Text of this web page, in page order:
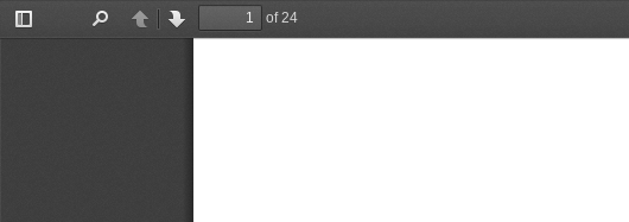
Toggle
PreviousNext
of 24